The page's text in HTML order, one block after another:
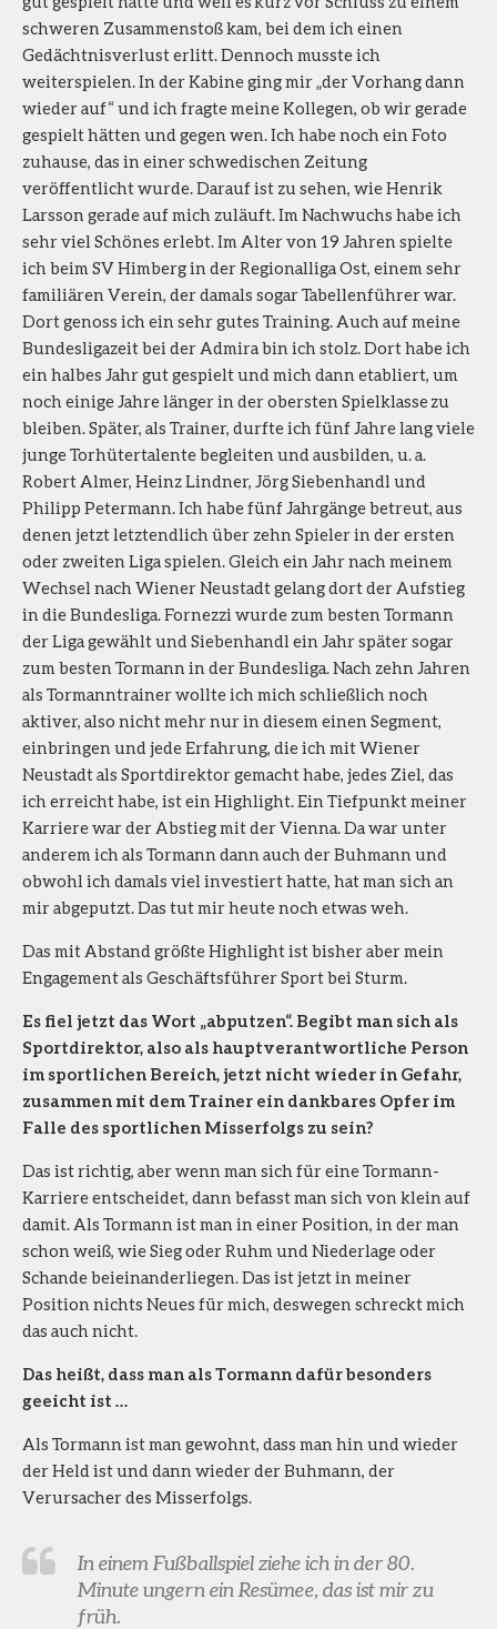
schweren Zusammenstoß kam, bei dem ich einen
Gedächtnisverlust erlitt. Dennoch musste ich
weiterspielen. In der Kabine ging mir „der Vorhang dann
wieder auf“ und ich fragte meine Kollegen, ob wir gerade
gespielt hätten und gegen wen. Ich habe noch ein Foto
zuhause, das in einer schwedischen Zeitung
veröffentlicht wurde. Darauf ist zu sehen, wie Henrik
Larsson gerade auf mich zuläuft. Im Nachwuchs habe ich
sehr viel Schönes erlebt. Im Alter von 19 Jahren spielte
ich beim SV Himberg in der Regionalliga Ost, einem sehr
familiären Verein, der damals sogar Tabellenführer war.
Dort genoss ich ein sehr gutes Training. Auch auf meine
Bundesligazeit bei der Admira bin ich stolz. Dort habe ich
ein halbes Jahr gut gespielt und mich dann etabliert, um
noch einige Jahre länger in der obersten Spielklasse zu
bleiben. Später, als Trainer, durfte ich fünf Jahre lang viele
junge Torhütertalente begleiten und ausbilden, u. a.
Robert Almer, Heinz Lindner, Jörg Siebenhandl und
Philipp Petermann. Ich habe fünf Jahrgänge betreut, aus
denen jetzt letztendlich über zehn Spieler in der ersten
oder zweiten Liga spielen. Gleich ein Jahr nach meinem
Wechsel nach Wiener Neustadt gelang dort der Aufstieg
in die Bundesliga. Fornezzi wurde zum besten Tormann
der Liga gewählt und Siebenhandl ein Jahr später sogar
zum besten Tormann in der Bundesliga. Nach zehn Jahren
als Tormanntrainer wollte ich mich schließlich noch
aktiver, also nicht mehr nur in diesem einen Segment,
einbringen und jede Erfahrung, die ich mit Wiener
Neustadt als Sportdirektor gemacht habe, jedes Ziel, das
ich erreicht habe, ist ein Highlight. Ein Tiefpunkt meiner
Karriere war der Abstieg mit der Vienna. Da war unter
anderem ich als Tormann dann auch der Buhmann und
obwohl ich damals viel investiert hatte, hat man sich an
mir abgeputzt. Das tut mir heute noch etwas weh.
Das mit Abstand größte Highlight ist bisher aber mein
Engagement als Geschäftsführer Sport bei Sturm.
Es fiel jetzt das Wort „abputzen“. Begibt man sich als
Sportdirektor, also als hauptverantwortliche Person
im sportlichen Bereich, jetzt nicht wieder in Gefahr,
zusammen mit dem Trainer ein dankbares Opfer im
Falle des sportlichen Misserfolgs zu sein?
Das ist richtig, aber wenn man sich für eine Tormann-
Karriere entscheidet, dann befasst man sich von klein auf
damit. Als Tormann ist man in einer Position, in der man
schon weiß, wie Sieg oder Ruhm und Niederlage oder
Schande beieinanderliegen. Das ist jetzt in meiner
Position nichts Neues für mich, deswegen schreckt mich
das auch nicht.
Das heißt, dass man als Tormann dafür besonders
geeicht ist …
Als Tormann ist man gewohnt, dass man hin und wieder
der Held ist und dann wieder der Buhmann, der
Verursacher des Misserfolgs.
In einem Fußballspiel ziehe ich in der 80.
Minute ungern ein Resümee, das ist mir zu
früh.